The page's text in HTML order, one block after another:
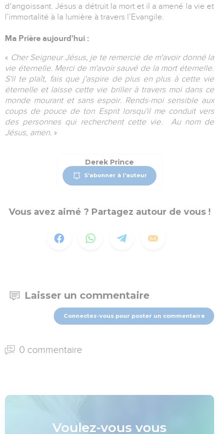
d‘angoissant. Jésus a détruit la mort et il a amené la vie et
l’immortalité à la lumière à travers l’Evangile.
Ma Prière aujourd'hui :
« Cher Seigneur Jésus, je te remercie de m'avoir donné la
vie éternelle. Merci de m'avoir sauvé de la mort éternelle.
S'il te plaît, fais que j'aspire de plus en plus à cette vie
éternelle et laisse cette vie briller à travers moi dans ce
monde mourant et sans espoir. Rends-moi sensible aux
coups de pouce de ton Esprit lorsqu'il me conduit vers
des personnes qui recherchent cette vie. Au nom de
Jésus, amen. »
Derek Prince
S'abonner à l'auteur
Vous avez aimé ? Partagez autour de vous !
Laisser un commentaire
Connectez-vous pour poster un commentaire
0 commentaire
Voulez-vous vous